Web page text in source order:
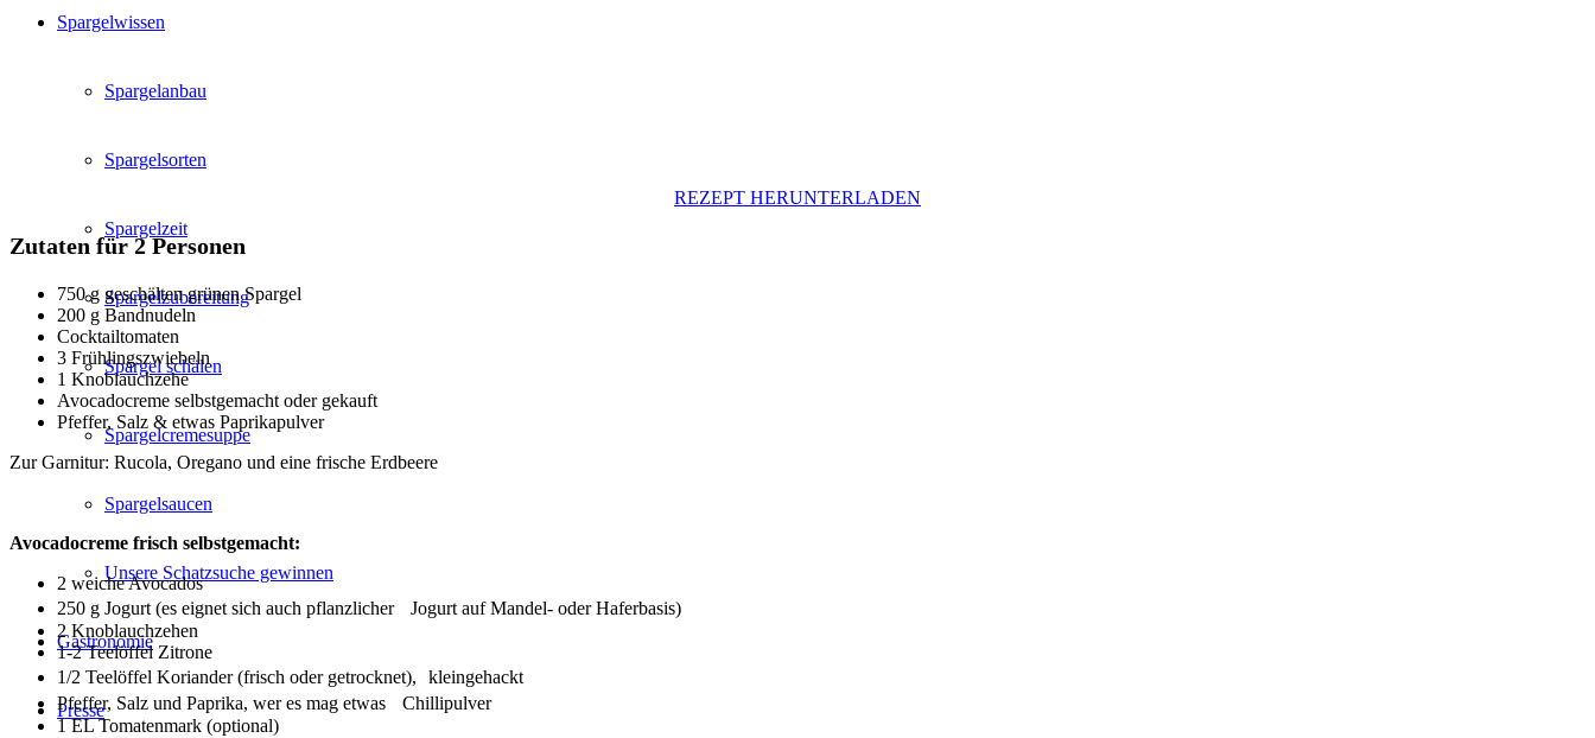
Spargelwissen
Spargelanbau
Spargelsorten
Spargelzeit
Spargelzubereitung
Spargel schälen
Spargelcremesuppe
Spargelsaucen
Unsere Schatzsuche gewinnen
Gastronomie
Presse
REZEPT HERUNTERLADEN
Zutaten für 2 Personen
750 g geschälten grünen Spargel
200 g Bandnudeln
Cocktailtomaten
3 Frühlingszwiebeln
1 Knoblauchzehe
Avocadocreme selbstgemacht oder gekauft
Pfeffer, Salz & etwas Paprikapulver
Zur Garnitur: Rucola, Oregano und eine frische Erdbeere
Avocadocreme frisch selbstgemacht:
2 weiche Avocados
250 g Jogurt (es eignet sich auch pflanzlicher Jogurt auf Mandel- oder Haferbasis)
2 Knoblauchzehen
1-2 Teelöffel Zitrone
1/2 Teelöffel Koriander (frisch oder getrocknet), kleingehackt
Pfeffer, Salz und Paprika, wer es mag etwas Chillipulver
1 EL Tomatenmark (optional)